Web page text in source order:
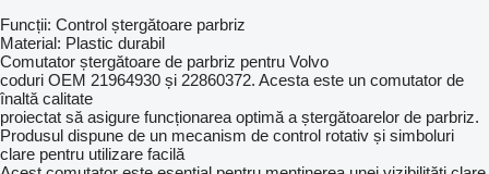
Funcții: Control ștergătoare parbriz
Material: Plastic durabil
Comutator ștergătoare de parbriz pentru Volvo
coduri OEM 21964930 și 22860372. Acesta este un comutator de
înaltă calitate
proiectat să asigure funcționarea optimă a ștergătoarelor de parbriz.
Produsul dispune de un mecanism de control rotativ și simboluri
clare pentru utilizare facilă